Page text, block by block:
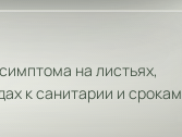
на листьях,
к санитарии и срокам